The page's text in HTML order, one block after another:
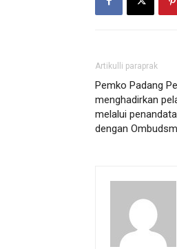
Artikulli paraprak
Pemko Padang
menghadirkan
melalui
dengan